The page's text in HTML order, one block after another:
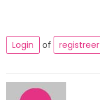
Login
of registreer